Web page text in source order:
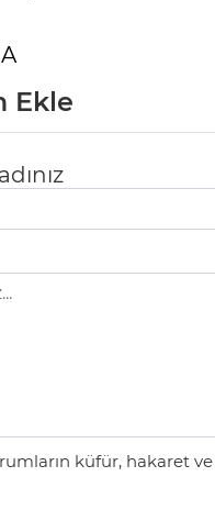
Ekle
küfür, hakaret